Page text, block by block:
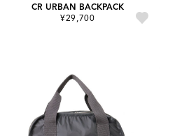
CR URBAN BACKPACK
¥29,700